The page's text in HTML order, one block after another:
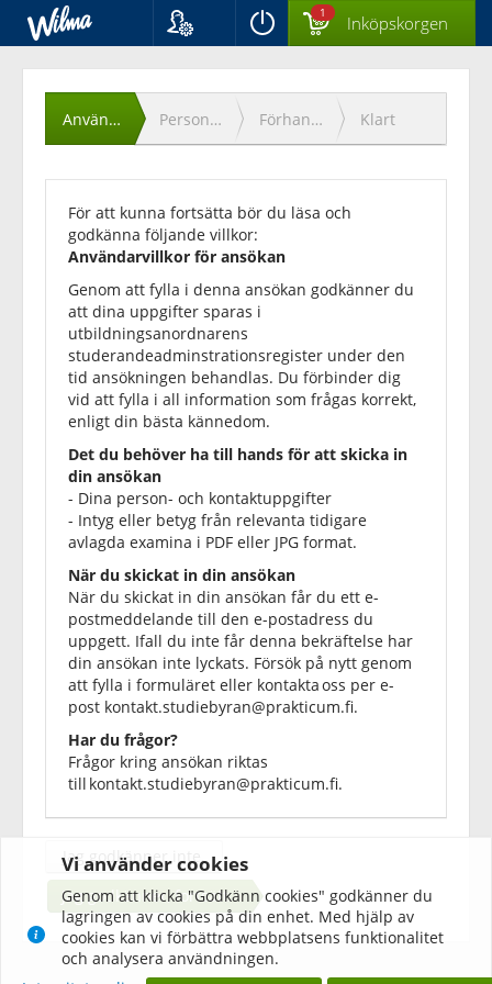
English
1 Inköpskorgen
Godkännande
Användarvillkor Personuppgifter Förhandsgranska Klart
För att kunna fortsätta bör du läsa och
godkänna följande villkor:
Användarvillkor för ansökan
Genom att fylla i denna ansökan godkänner du
att dina uppgifter sparas i
utbildningsanordnarens
studerandeadminstrationsregister under den
tid ansökningen behandlas. Du förbinder dig
vid att fylla i all information som frågas korrekt,
enligt din bästa kännedom.
Det du behöver ha till hands för att skicka in
din ansökan
- Dina person- och kontaktuppgifter
- Intyg eller betyg från relevanta tidigare
avlagda examina i PDF eller JPG format.
När du skickat in din ansökan
När du skickat in din ansökan får du ett e-
postmeddelande till den e-postadress du
uppgett. Ifall du inte får denna bekräftelse har
din ansökan inte lyckats. Försök på nytt genom
att fylla i formuläret eller kontakta oss per e-
post kontakt.studiebyran@prakticum.fi.
Har du frågor?
Frågor kring ansökan riktas
till kontakt.studiebyran@prakticum.fi.
Jag godkänner inte.
Jag godkänner, fortsätt.
Vi använder cookies
Genom att klicka "Godkänn cookies" godkänner du
lagringen av cookies på din enhet. Med hjälp av
cookies kan vi förbättra webbplatsens funktionalitet
och analysera användningen.